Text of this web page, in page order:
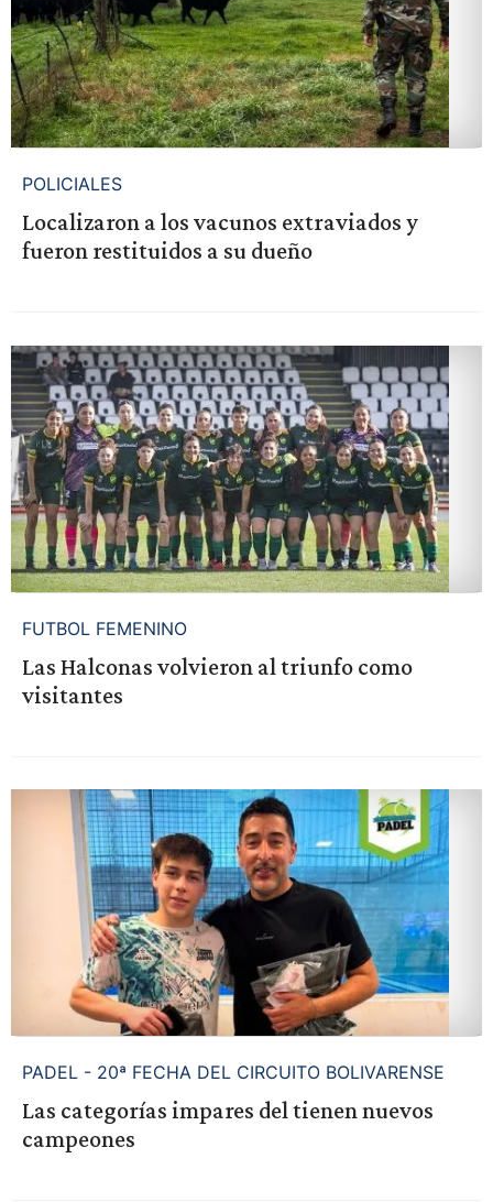
POLICIALES
Localizaron a los vacunos extraviados y
fueron restituidos a su dueño
FUTBOL FEMENINO
Las Halconas volvieron al triunfo como
visitantes
PADEL - 20ª FECHA DEL CIRCUITO BOLIVARENSE
Las categorías impares del tienen nuevos
campeones